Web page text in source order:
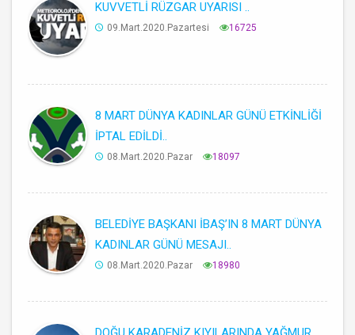
KUVVETLİ RÜZGAR UYARISI ..
09.Mart.2020.Pazartesi 16725
8 MART DÜNYA KADINLAR GÜNÜ ETKİNLİĞİ
İPTAL EDİLDİ..
08.Mart.2020.Pazar 18097
BELEDİYE BAŞKANI İBAŞ’IN 8 MART DÜNYA
KADINLAR GÜNÜ MESAJI..
08.Mart.2020.Pazar 18980